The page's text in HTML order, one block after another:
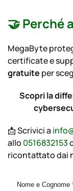
🤝Perché
MegaByte
certificate e
gratuite per
Scopri la
📩 Scrivici a
allo 0516832153
ricontattato dai
Nome e Cognome